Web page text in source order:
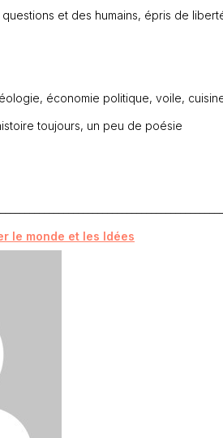
et des humains, épris de
économie politique, voile,
toujours, un peu de poésie
le monde et les Idées